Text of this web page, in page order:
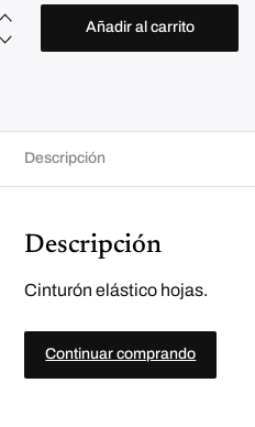
h
o
j
n
t
d
Añadir al carrito
Descripción
Descripción
Cinturón elástico hojas.
Continuar comprando